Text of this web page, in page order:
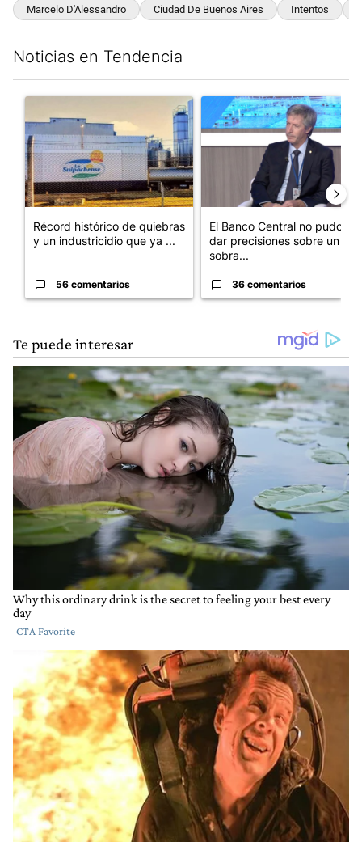
Marcelo D'Alessandro Ciudad De Buenos Aires Intentos
Noticias en Tendencia
Un artículo de tendencia con el título "Récord histórico de
Récord histórico de quiebras
y un industricidio que ya ...
56 comentarios
Un artículo de tendencia
El Banco Central no pudo
dar precisiones sobre un
sobra...
36 comentarios